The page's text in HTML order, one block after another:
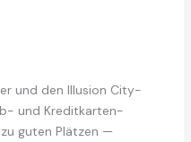
und den Illusion City-
und Kreditkarten-
guten Plätzen —